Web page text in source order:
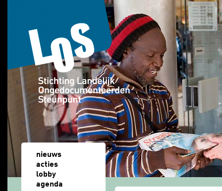
Overslaan en naar de algemene inhoud gaan
nieuws
acties
lobby
agenda